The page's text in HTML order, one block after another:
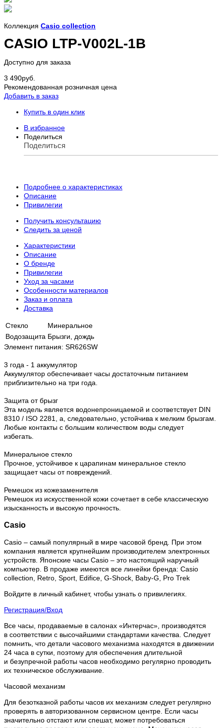
Коллекция Casio collection
CASIO LTP-V002L-1B
Доступно для заказа
3 490руб.
Рекомендованная розничная цена
Добавить в заказ
Купить в один клик
В избранное
Поделиться
Поделиться
Подробнее о характеристиках
Описание
Привилегии
Получить консультацию
Следить за ценой
Характеристики
Описание
О бренде
Привилегии
Уход за часами
Особенности материалов
Заказ и оплата
Доставка
Стекло
Минеральное
Водозащита Брызги, дождь
Элемент питания: SR626SW
3 года - 1 аккумулятор
Аккумулятор обеспечивает часы достаточным питанием
приблизительно на три года.
Защита от брызг
Эта модель является водонепроницаемой и соответствует DIN
8310 / ISO 2281, а, следовательно, устойчива к мелким брызгам.
Любые контакты с большим количеством воды следует
избегать.
Минеральное стекло
Прочное, устойчивое к царапинам минеральное стекло
защищает часы от повреждений.
Ремешок из кожезаменителя
Ремешок из искусственной кожи сочетает в себе классическую
изысканность и высокую прочность.
Casio
Casio – самый популярный в мире часовой бренд. При этом
компания является крупнейшим производителем электронных
устройств. Японские часы Casio – это настоящий наручный
компьютер. В продаже имеются все линейки бренда: Casio
collection, Retro, Sport, Edifice, G-Shock, Baby-G, Pro Trek
Войдите в личный кабинет, чтобы узнать о привилегиях.
Регистрация/Вход
Все часы, продаваемые в салонах «Интерчас», производятся
в соответствии с высочайшими стандартами качества. Следует
помнить, что детали часового механизма находятся в движении
24 часа в сутки, поэтому для обеспечения длительной
и безупречной работы часов необходимо регулярно проводить
их техническое обслуживание.
Часовой механизм
Для безотказной работы часов их механизм следует регулярно
проверять в авторизованном сервисном центре. Если часы
значительно отстают или спешат, может потребоваться